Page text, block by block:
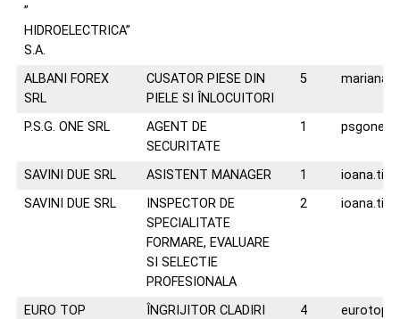
”
HIDROELECTRICA”
S.A.
ALBANI FOREX
SRL
CUSATOR PIESE DIN
PIELE SI ÎNLOCUITORI
5
P.S.G. ONE SRL
AGENT DE
SECURITATE
1
SAVINI DUE SRL ASISTENT MANAGER 1
SAVINI DUE SRL
INSPECTOR DE
SPECIALITATE
FORMARE, EVALUARE
SI SELECTIE
PROFESIONALA
2
EURO TOP
ÎNGRIJITOR CLADIRI 4